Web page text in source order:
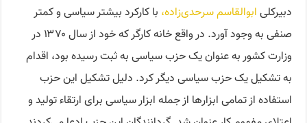
دبیرکلی ابوالقاسم سرحدی‌زاده، با کارکرد بیشتر سیاسی و کمتر
صنفی به وجود آورد. در واقع خانه کارگر که خود از سال ۱۳۷۰ در
وزارت کشور به عنوان یک حزب سیاسی به ثبت رسیده بود، اقدام
به تشکیل یک حزب سیاسی دیگر کرد. دلیل تشکیل این حزب
استفاده از تمامی ابزارها از جمله ابزار سیاسی برای ارتقاء تولید و